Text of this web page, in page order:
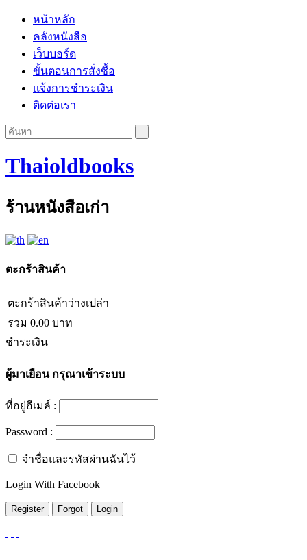
หน้าหลัก
คลังหนังสือ
เว็บบอร์ด
ขั้นตอนการสั่งซื้อ
แจ้งการชำระเงิน
ติดต่อเรา
Thaioldbooks
ร้านหนังสือเก่า
ตะกร้าสินค้า
ตะกร้าสินค้าว่างเปล่า
รวม 0.00 บาท
ชำระเงิน
ผู้มาเยือนกรุณาเข้าระบบ
ที่อยู่อีเมล์ :
Password :
จำชื่อและรหัสผ่านฉันไว้
Login With Facebook